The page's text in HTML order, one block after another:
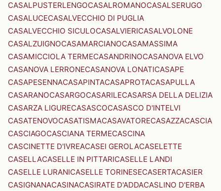
CASALPUSTERLENGOCASALROMANOCASALSERUGO
CASALUCECASALVECCHIO DI PUGLIA
CASALVECCHIO SICULOCASALVIERICASALVOLONE
CASALZUIGNOCASAMARCIANOCASAMASSIMA
CASAMICCIOLA TERMECASANDRINOCASANOVA ELVO
CASANOVA LERRONECASANOVA LONATICASAPE
CASAPESENNACASAPINTACASAPROTACASAPULLA
CASARANOCASARGOCASARILECASARSA DELLA DELIZIA
CASARZA LIGURECASASCOCASASCO D'INTELVI
CASATENOVOCASATISMACASAVATORECASAZZACASCIA
CASCIAGOCASCIANA TERMECASCINA
CASCINETTE D'IVREACASEI GEROLACASELETTE
CASELLACASELLE IN PITTARICASELLE LANDI
CASELLE LURANICASELLE TORINESECASERTACASIER
CASIGNANACASINACASIRATE D'ADDACASLINO D'ERBA